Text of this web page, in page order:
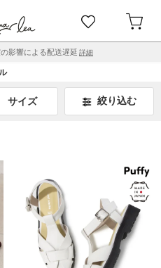
の影響による配送遅延詳細
サイズ 絞り込む